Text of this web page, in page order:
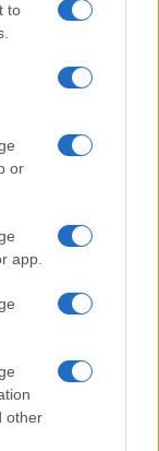
to
or
app.
other
economía global
fraude de 621